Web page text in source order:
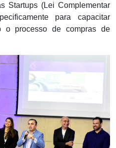
Startups (Lei Complementar
para capacitar
o processo de compras de